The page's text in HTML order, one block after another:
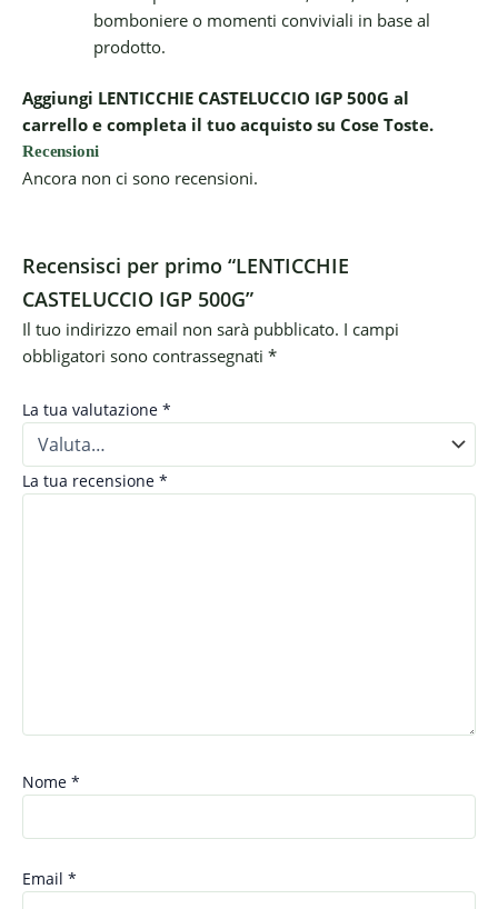
bomboniere o momenti conviviali in base al
prodotto.
Aggiungi LENTICCHIE CASTELUCCIO IGP 500G al
carrello e completa il tuo acquisto su Cose Toste.
Recensioni
Ancora non ci sono recensioni.
Recensisci per primo “LENTICCHIE
CASTELUCCIO IGP 500G”
Il tuo indirizzo email non sarà pubblicato. I campi
obbligatori sono contrassegnati *
La tua valutazione *
La tua recensione *
Nome *
Email *